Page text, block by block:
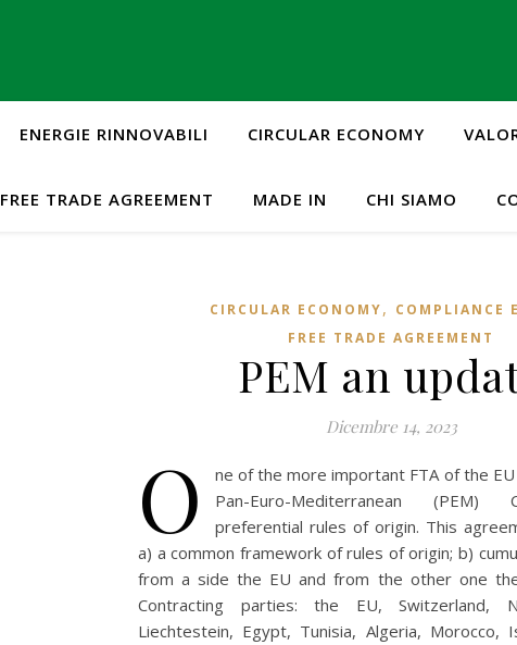
ENERGIE RINNOVABILI CIRCULAR ECONOMY
FREE TRADE AGREEMENT MADE IN CHI SIAMO
CIRCULAR ECONOMY, COMPLIANCE
FREE TRADE AGREEMENT
PEM an
Dicembre 14, 2023
O
ne of the more important FTA of the
Pan-Euro-Mediterranean (PEM)
preferential rules of origin. This
a) a common framework of rules of origin; b)
from a side the EU and from the other one
Contracting parties: the EU, Switzerland,
Liechtestein, Egypt, Tunisia, Algeria, Morocco,